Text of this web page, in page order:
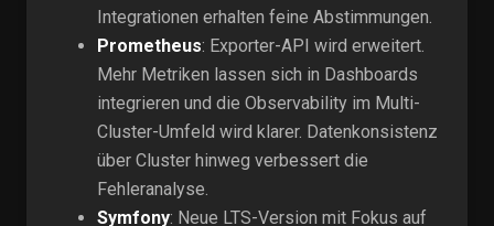
Integrationen erhalten feine Abstimmungen.
Prometheus: Exporter-API wird erweitert.
Mehr Metriken lassen sich in Dashboards
integrieren und die Observability im Multi-
Cluster-Umfeld wird klarer. Datenkonsistenz
über Cluster hinweg verbessert die
Fehleranalyse.
Symfony: Neue LTS-Version mit Fokus auf